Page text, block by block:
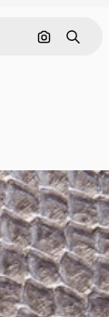
Поиск по
Поиск